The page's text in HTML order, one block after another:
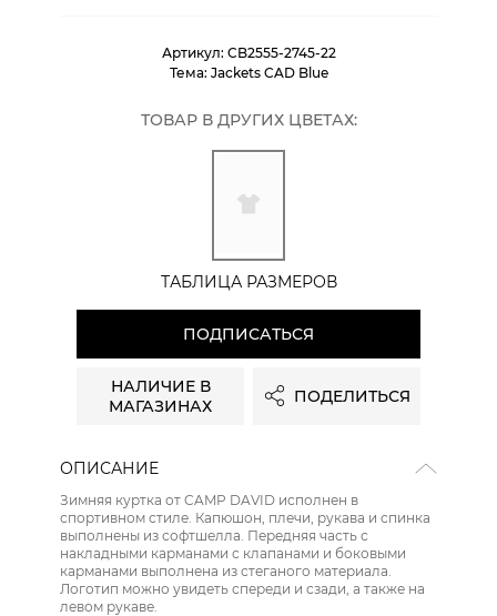
Артикул: CB2555-2745-22
Тема: Jackets CAD Blue
ТОВАР В ДРУГИХ ЦВЕТАХ:
ТАБЛИЦА РАЗМЕРОВ
ПОДПИСАТЬСЯ
НАЛИЧИЕ В
МАГАЗИНАХ
ПОДЕЛИТЬСЯ
ОПИСАНИЕ
Зимняя куртка от CAMP DAVID исполнен в
спортивном стиле. Капюшон, плечи, рукава и спинка
выполнены из софтшелла. Передняя часть с
накладными карманами с клапанами и боковыми
карманами выполнена из стеганого материала.
Логотип можно увидеть спереди и сзади, а также на
левом рукаве.